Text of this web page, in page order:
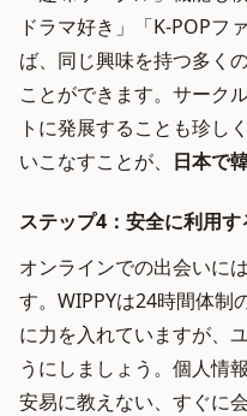
ドラマ好き」「K-POPフ
ば、同じ興味を持つ多く
ことができます。サーク
トに発展することも珍し
いこなすことが、 日本で
ステップ4：安全に利用す
オンラインでの出会いに
す。WIPPYは24時間体制
に力を入れていますが、
うにしましょう。個人情
安易に教えない、すぐに